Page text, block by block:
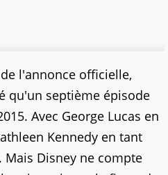
l'annonce officielle,
qu'un septième épisode
Avec George Lucas en
Kennedy en tant
Disney ne compte